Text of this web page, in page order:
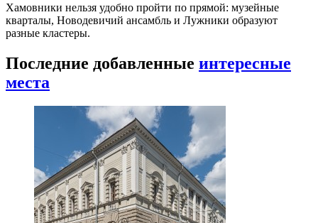
Хамовники нельзя удобно пройти по прямой: музейные
кварталы, Новодевичий ансамбль и Лужники образуют
разные кластеры.
Последние добавленные интересные
места